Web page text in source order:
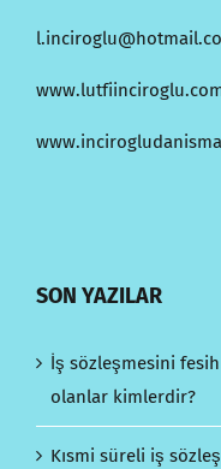
SON YAZILAR
İş sözleşmesini
olanlar kimlerdir?
Kısmi süreli iş